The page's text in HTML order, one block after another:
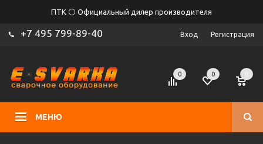
ПТК ⚪ Официальный дилер производителя
+7 495 799-89-40 Вход Регистрация
МЕНЮ
0 0